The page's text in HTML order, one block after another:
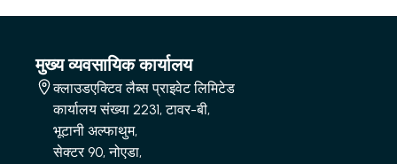
मुख्य व्यवसायिक कार्यालय
क्लाउडएक्टिव लैब्स प्राइवेट लिमिटेड
कार्यालय संख्या 2231, टावर-बी,
भूटानी अल्फाथुम,
सेक्टर 90, नोएडा,